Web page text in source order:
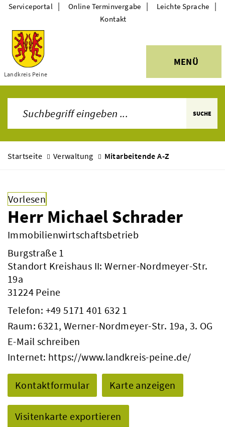
Themen
Landkreis Peine
MENÜ
Serviceportal | Online Terminvergabe | Leichte Sprache |
Kontakt
SUCHE
Startseite Verwaltung Mitarbeitende A-Z
Vorlesen
Herr Michael Schrader
Immobilienwirtschaftsbetrieb
Burgstraße 1
Standort Kreishaus II: Werner-Nordmeyer-Str.
19a
31224 Peine
Telefon: +49 5171 401 632 1
Raum: 6321, Werner-Nordmeyer-Str. 19a, 3. OG
E-Mail schreiben
Internet: https://www.landkreis-peine.de/
Kontaktformular Karte anzeigen
Visitenkarte exportieren